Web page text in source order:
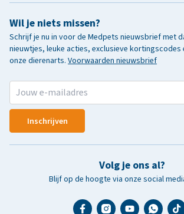
Wil je niets missen?
Schrijf je nu in voor de Medpets nieuwsbrief met
nieuwtjes, leuke acties, exclusieve kortingscodes
onze dierenarts. Voorwaarden nieuwsbrief
Inschrijven
Volg je ons al?
Blijf op de hoogte via onze social